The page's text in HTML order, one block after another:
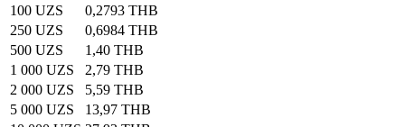
100 UZS
0,2793 THB
250 UZS
0,6984 THB
500 UZS
1,40 THB
1 000 UZS
2,79 THB
2 000 UZS
5,59 THB
5 000 UZS
13,97 THB